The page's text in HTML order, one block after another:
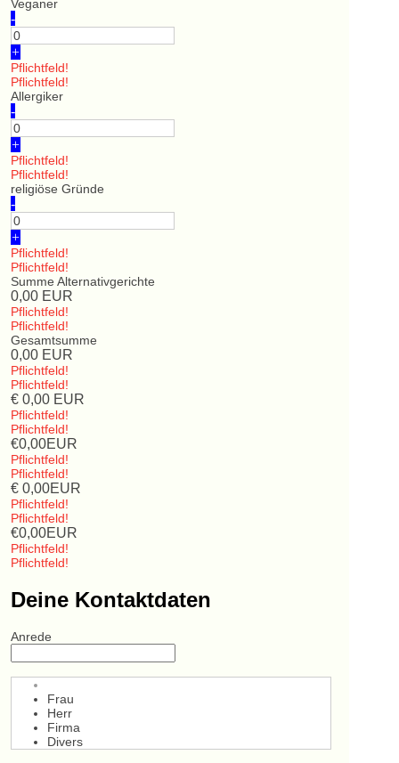
Veganer
-
+
Pflichtfeld!
Pflichtfeld!
Allergiker
-
+
Pflichtfeld!
Pflichtfeld!
religiöse Gründe
-
+
Pflichtfeld!
Pflichtfeld!
Summe Alternativgerichte
0,00EUR
Pflichtfeld!
Pflichtfeld!
Gesamtsumme
0,00EUR
Pflichtfeld!
Pflichtfeld!
€ 0,00EUR
Pflichtfeld!
Pflichtfeld!
€0,00EUR
Pflichtfeld!
Pflichtfeld!
€ 0,00EUR
Pflichtfeld!
Pflichtfeld!
€0,00EUR
Pflichtfeld!
Pflichtfeld!
Deine Kontaktdaten
Anrede
Frau
Herr
Firma
Divers